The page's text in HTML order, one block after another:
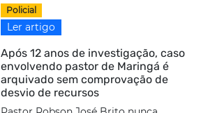
Policial
Ler artigo
Após 12 anos de investigação, caso
envolvendo pastor de Maringá é
arquivado sem comprovação de
desvio de recursos